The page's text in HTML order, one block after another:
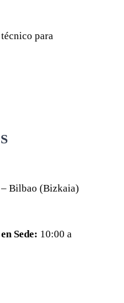
para
Bilbao (Bizkaia)
Sede: 10:00 a